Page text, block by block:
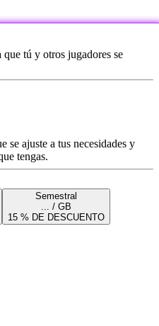
tú y otros jugadores se
se ajuste a tus necesidades y
tengas.
Semestral
... / GB
15 % DE DESCUENTO